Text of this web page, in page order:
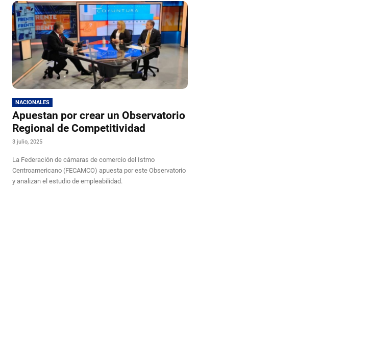
NACIONALES
Apuestan por crear un Observatorio
Regional de Competitividad
3 julio, 2025
La Federación de cámaras de comercio del Istmo
Centroamericano (FECAMCO) apuesta por este Observatorio
y analizan el estudio de empleabilidad.